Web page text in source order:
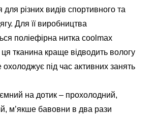
для різних видів спортивного та
Для її виробництва
поліефірна нитка coolmax
тканина краще відводить вологу
охолоджує під час активних занять
на дотик – прохолодний,
м’якше бавовни в два рази